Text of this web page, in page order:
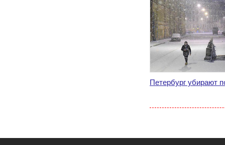
Петербург убирают